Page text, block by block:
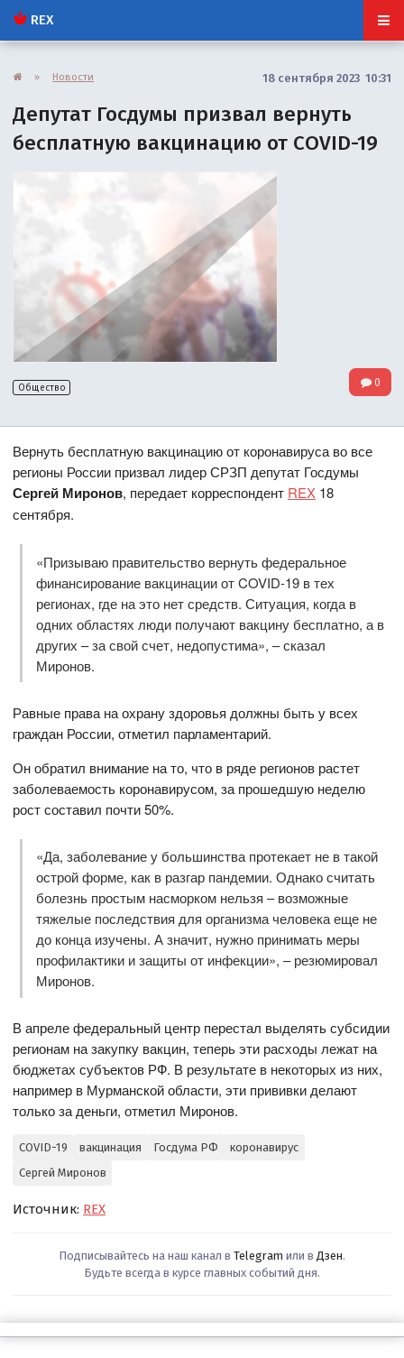
REX
» Новости 18 сентября 2023 10:31
Депутат Госдумы призвал вернуть
бесплатную вакцинацию от COVID-19
Общество 0
Вернуть бесплатную вакцинацию от коронавируса во все
регионы России призвал лидер СРЗП депутат Госдумы
Сергей Миронов, передает корреспондент REX 18
сентября.
«Призываю правительство вернуть федеральное
финансирование вакцинации от COVID-19 в тех
регионах, где на это нет средств. Ситуация, когда в
одних областях люди получают вакцину бесплатно, а в
других – за свой счет, недопустима», – сказал
Миронов.
Равные права на охрану здоровья должны быть у всех
граждан России, отметил парламентарий.
Он обратил внимание на то, что в ряде регионов растет
заболеваемость коронавирусом, за прошедшую неделю
рост составил почти 50%.
«Да, заболевание у большинства протекает не в такой
острой форме, как в разгар пандемии. Однако считать
болезнь простым насморком нельзя – возможные
тяжелые последствия для организма человека еще не
до конца изучены. А значит, нужно принимать меры
профилактики и защиты от инфекции», – резюмировал
Миронов.
В апреле федеральный центр перестал выделять субсидии
регионам на закупку вакцин, теперь эти расходы лежат на
бюджетах субъектов РФ. В результате в некоторых из них,
например в Мурманской области, эти прививки делают
только за деньги, отметил Миронов.
COVID-19 вакцинация Госдума РФ
коронавирус
Сергей Миронов
Источник: REX
Подписывайтесь на наш канал в Telegram или в Дзен.
Будьте всегда в курсе главных событий дня.